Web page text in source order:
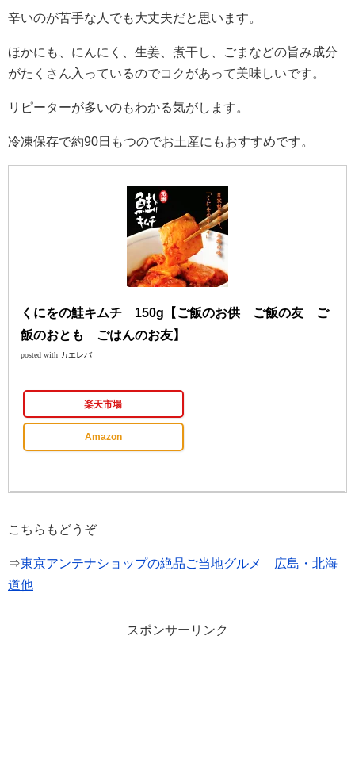
辛いのが苦手な人でも大丈夫だと思います。
ほかにも、にんにく、生姜、煮干し、ごまなどの旨み成分
がたくさん入っているのでコクがあって美味しいです。
リピーターが多いのもわかる気がします。
冷凍保存で約90日もつのでお土産にもおすすめです。
くにをの鮭キムチ 150g【ご飯のお供 ご飯の友 ご
飯のおとも ごはんのお友】
posted with カエレバ
楽天市場
Amazon
こちらもどうぞ
⇒東京アンテナショップの絶品ご当地グルメ 広島・北海
道他
スポンサーリンク